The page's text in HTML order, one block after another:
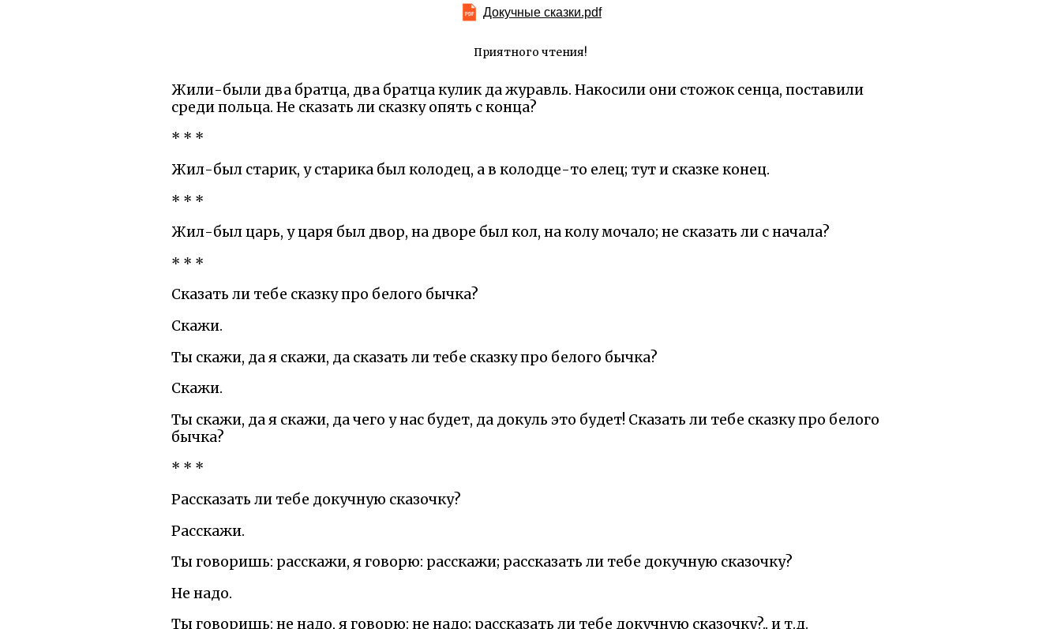
Докучные сказки.pdf
Приятного чтения!
Жили-были два братца, два братца кулик да журавль. Накосили они стожок сенца, поставили
среди польца. Не сказать ли сказку опять с конца?
* * *
Жил-был старик, у старика был колодец, а в колодце-то елец; тут и сказке конец.
* * *
Жил-был царь, у царя был двор, на дворе был кол, на колу мочало; не сказать ли с начала?
* * *
Сказать ли тебе сказку про белого бычка?
Скажи.
Ты скажи, да я скажи, да сказать ли тебе сказку про белого бычка?
Скажи.
Ты скажи, да я скажи, да чего у нас будет, да докуль это будет! Сказать ли тебе сказку про белого
бычка?
* * *
Рассказать ли тебе докучную сказочку?
Расскажи.
Ты говоришь: расскажи, я говорю: расскажи; рассказать ли тебе докучную сказочку?
Не надо.
Ты говоришь: не надо, я говорю: не надо; рассказать ли тебе докучную сказочку?.. и т.д.